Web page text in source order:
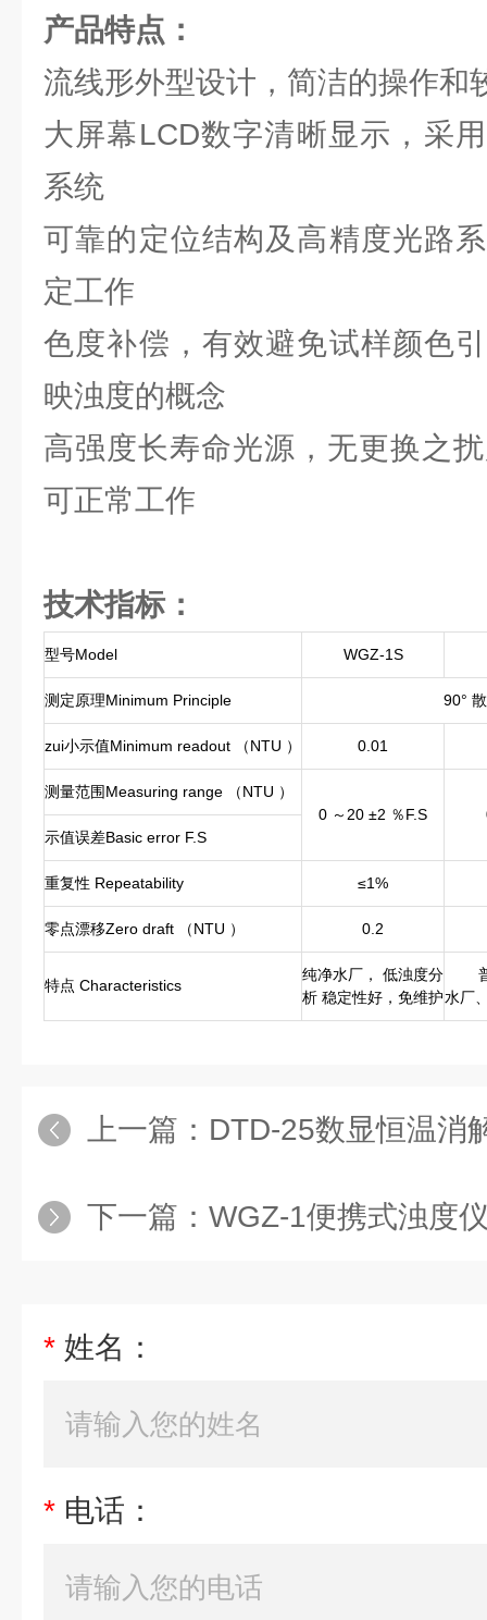
产品特点：
流线形外型设计，简洁的操作和
大屏幕LCD数字清晰显示，采
系统
可靠的定位结构及高精度光路
定工作
色度补偿，有效避免试样颜色
映浊度的概念
高强度长寿命光源，无更换之
可正常工作
技术指标：
型号Model WGZ-1S
测定原理Minimum Principle 90°
zui小示值Minimum readout （NTU ） 0.01
测量范围Measuring range （NTU ）
0 ～20 ±2 ％F.S
示值误差Basic error F.S
重复性 Repeatability ≤1%
零点漂移Zero draft （NTU ） 0.2
特点 Characteristics
纯净水厂， 低浊度分
析 稳定性好，免维护水厂
上一篇： DTD-25数显恒温消
下一篇： WGZ-1便携式浊度
* 姓名：
* 电话：